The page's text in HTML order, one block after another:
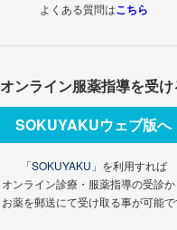
よくある質問はこちら
オンライン服薬指導を受け
SOKUYAKUウェブ版へ
「SOKUYAKU」 を利用すれば
オンライン診療・服薬指導の受診か
お薬を郵送にて受け取る事が可能